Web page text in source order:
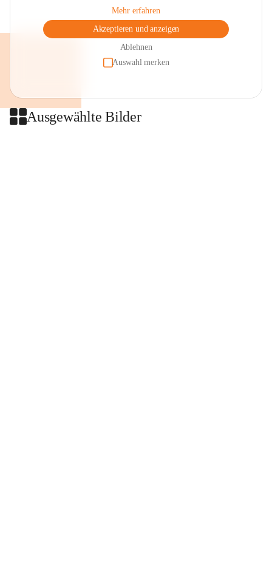
Mehr erfahren
Akzeptieren und anzeigen
Ablehnen
Auswahl merken
Ausgewählte Bilder